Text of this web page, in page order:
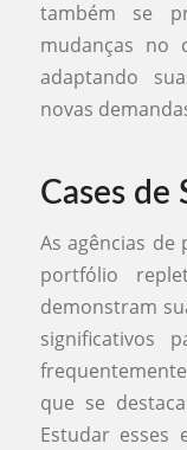
também se
mudanças no
adaptando
novas
Cases de
As agências de
portfólio
demonstram
significativos
que se
Estudar esses